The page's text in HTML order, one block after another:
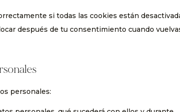
si todas las cookies están
después de tu consentimiento cuando
personales: